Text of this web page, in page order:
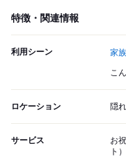
特徴・関連情報
利用シーン 家
こ
ロケーション 隠
サービス
お
ト